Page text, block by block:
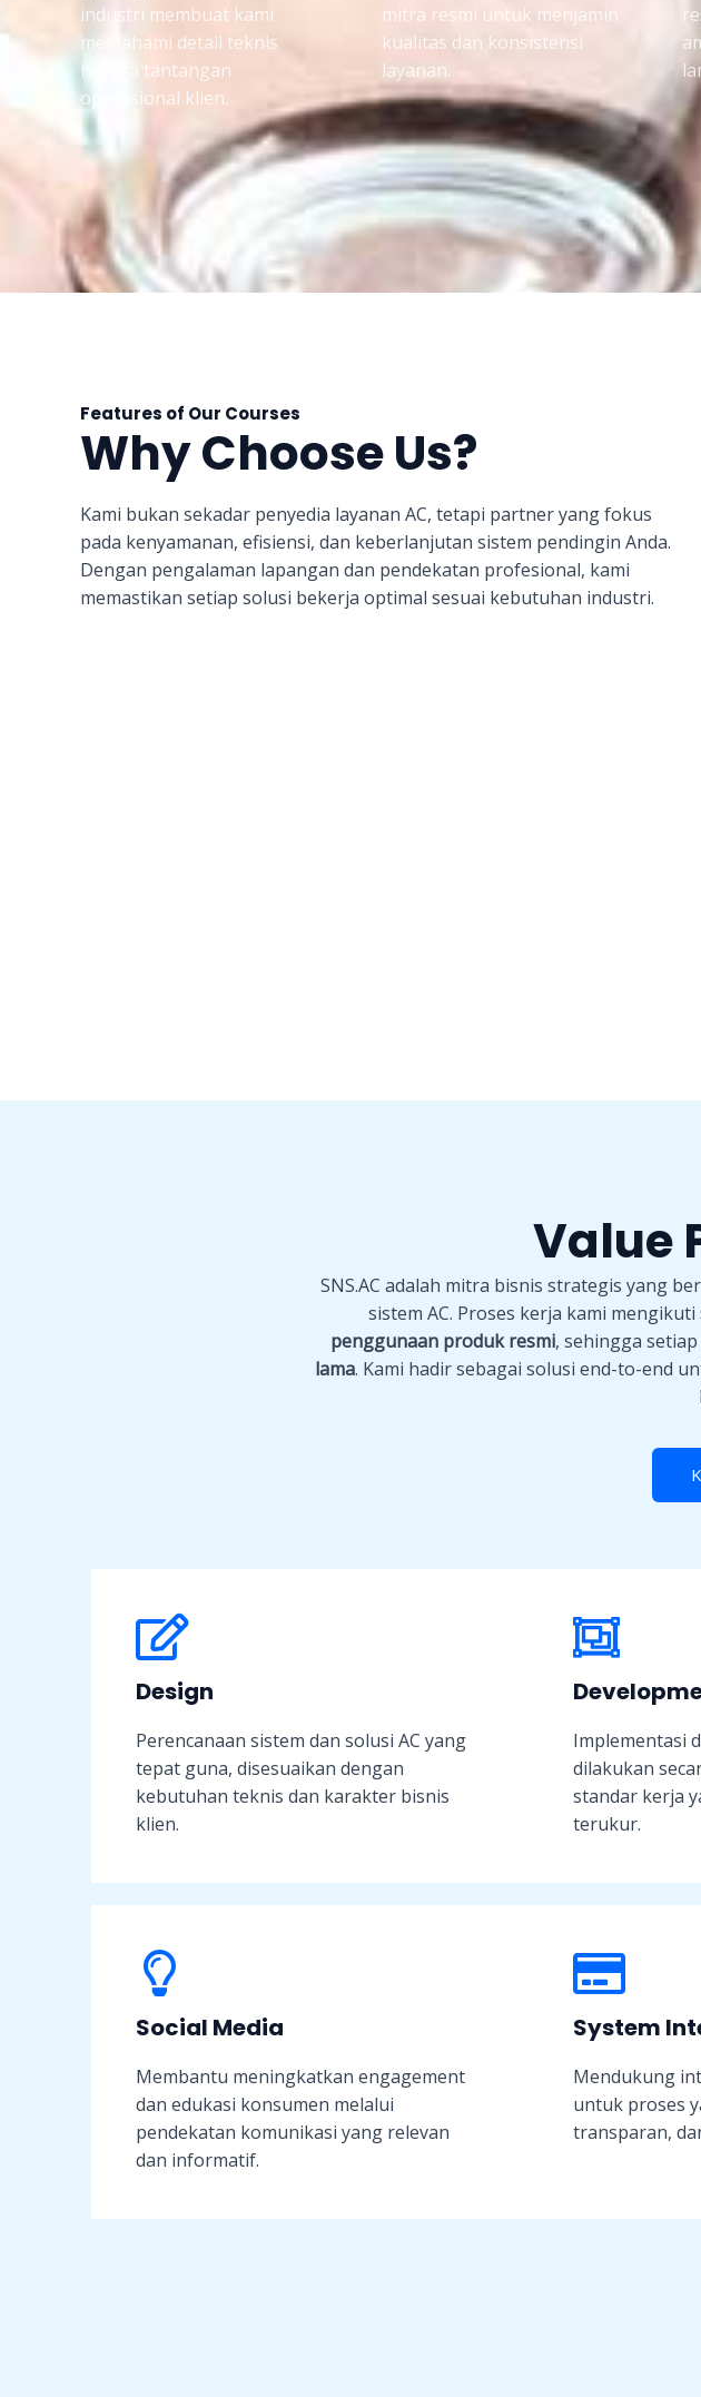
industri membuat kami
memahami detail teknis
hingga tantangan
operasional klien.
mitra resmi untuk menjamin
kualitas dan konsistensi
layanan.
Features of Our Courses
Why Choose Us?
Kami bukan sekadar penyedia layanan AC, tetapi partner yang fokus
pada kenyamanan, efisiensi, dan keberlanjutan sistem pendingin Anda.
Dengan pengalaman lapangan dan pendekatan profesional, kami
memastikan setiap solusi bekerja optimal sesuai kebutuhan industri.
Value
SNS.AC adalah mitra bisnis strategis yang
sistem AC. Proses kerja kami mengikuti
penggunaan produk resmi, sehingga
lama. Kami hadir sebagai solusi end-to-end
Design
Perencanaan sistem dan solusi AC yang
tepat guna, disesuaikan dengan
kebutuhan teknis dan karakter bisnis
klien.
Implementasi
dilakukan
standar kerja
terukur.
Social Media
Membantu meningkatkan engagement
dan edukasi konsumen melalui
pendekatan komunikasi yang relevan
dan informatif.
System
Mendukung
untuk proses
transparan,